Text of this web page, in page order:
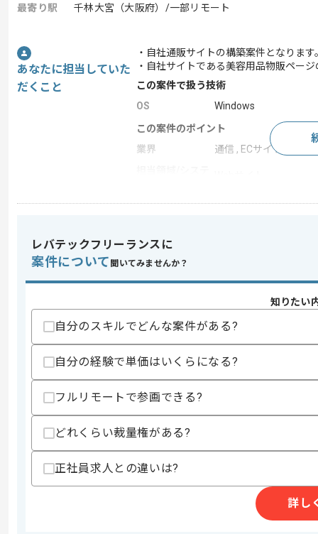
最寄り駅
千林大宮（大阪府）/一部リモート
あなたに担当していた
だくこと
・自社通販サイトの構築案件となります
・自社サイトである美容用品物販ペー
この案件で扱う技術
OS
Windows
この案件のポイント
業界
通信 , ECサイト
特徴 参画実績あり , 20代活
上記に似た経験やスキルをお持ちであれば申
精算・お支払い
精算条件
精算基準時間
84時間〜108時間
支払いサイト
レバテックフリーランスに
案件について 聞いてみませんか？
知りたい
自分のスキルでどんな案件がある?
自分の経験で単価はいくらになる?
フルリモートで参画できる?
どれくらい裁量権がある?
正社員求人との違いは?
詳し